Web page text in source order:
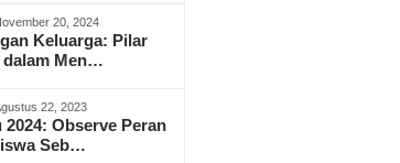
20, 2024
Keluarga: Pilar
dalam Men…
22, 2023
2024: Observe Peran
Seb…